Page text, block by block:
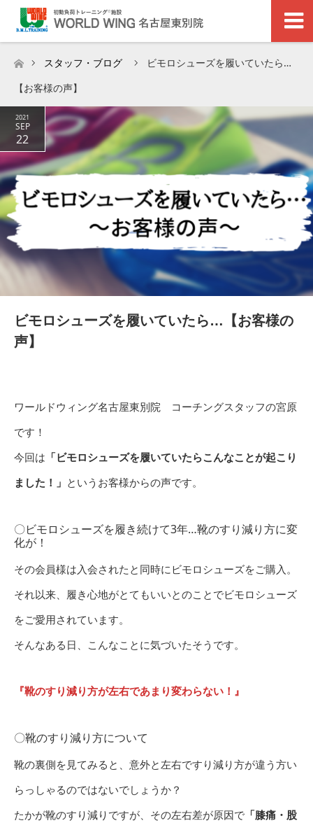
ホーム
スタッフ・ブログ
ビモロシューズを履いていたら…
【お客様の声】
2021
SEP
22
ビモロシューズを履いていたら…【お客様の
声】
ワールドウィング名古屋東別院 コーチングスタッフの宮原
です！
今回は 「ビモロシューズを履いていたらこんなことが起こり
ました！」 というお客様からの声です。
〇ビモロシューズを履き続けて3年…靴のすり減り方に変
化が！
その会員様は入会されたと同時にビモロシューズをご購入。
それ以来、履き心地がとてもいいとのことでビモロシューズ
をご愛用されています。
そんなある日、こんなことに気づいたそうです。
『靴のすり減り方が左右であまり変わらない！』
〇靴のすり減り方について
靴の裏側を見てみると、意外と左右ですり減り方が違う方い
らっしゃるのではないでしょうか？
たかが靴のすり減りですが、その左右差が原因で 「膝痛・股